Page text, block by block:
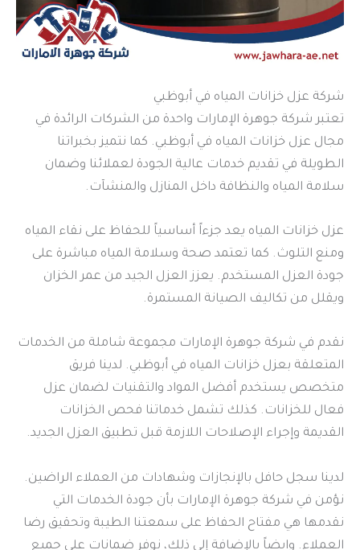
شركة عزل خزانات المياه في أبوظبي
تعتبر شركة جوهرة الإمارات واحدة من الشركات الرائدة في
مجال عزل خزانات المياه في أبوظبي. كما نتميز بخبراتنا
الطويلة في تقديم خدمات عالية الجودة لعملائنا وضمان
سلامة المياه والنظافة داخل المنازل والمنشآت.
عزل خزانات المياه يعد جزءاً أساسياً للحفاظ على نقاء المياه
ومنع التلوث. كما تعتمد صحة وسلامة المياه مباشرة على
جودة العزل المستخدم. يعزز العزل الجيد من عمر الخزان
ويقلل من تكاليف الصيانة المستمرة.
نقدم في شركة جوهرة الإمارات مجموعة شاملة من الخدمات
المتعلقة بعزل خزانات المياه في أبوظبي. لدينا فريق
متخصص يستخدم أفضل المواد والتقنيات لضمان عزل
فعال للخزانات. كذلك تشمل خدماتنا فحص الخزانات
القديمة وإجراء الإصلاحات اللازمة قبل تطبيق العزل الجديد.
لدينا سجل حافل بالإنجازات وشهادات من العملاء الراضين.
نؤمن في شركة جوهرة الإمارات بأن جودة الخدمات التي
نقدمها هي مفتاح الحفاظ على سمعتنا الطيبة وتحقيق رضا
العملاء. وايضاً بالإضافة إلى ذلك، نوفر ضمانات على جميع